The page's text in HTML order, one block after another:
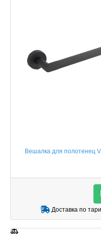
Вешалка для полотенец
Доставка по